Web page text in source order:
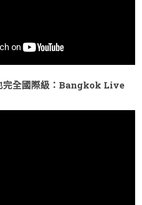
完全國際級：Bangkok Live